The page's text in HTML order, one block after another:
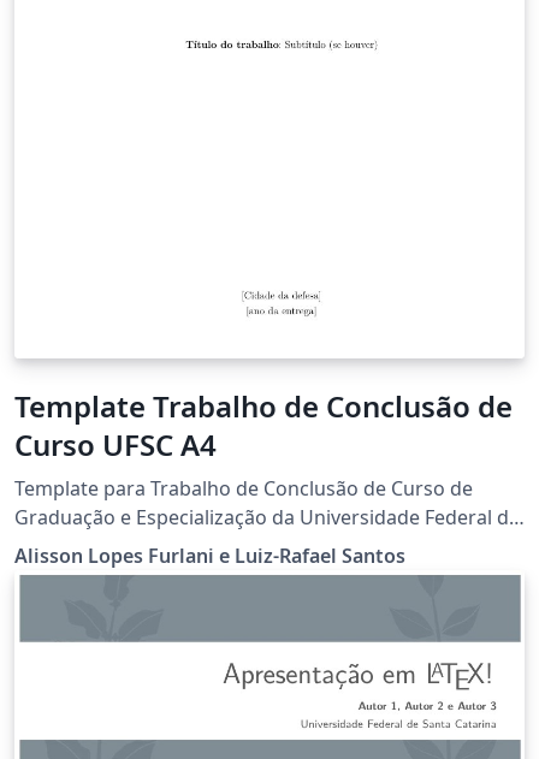
Template Trabalho de Conclusão de
Curso UFSC A4
Template para Trabalho de Conclusão de Curso de
Graduação e Especialização da Universidade Federal de
Santa Catarina (UFSC) no formato A4 utilizando a classe
abntex2.
Alisson Lopes Furlani e Luiz-Rafael Santos